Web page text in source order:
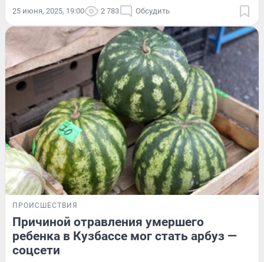
25 июня, 2025, 19:00 2 783 Обсудить
ПРОИСШЕСТВИЯ
Причиной отравления умершего
ребенка в Кузбассе мог стать арбуз —
соцсети